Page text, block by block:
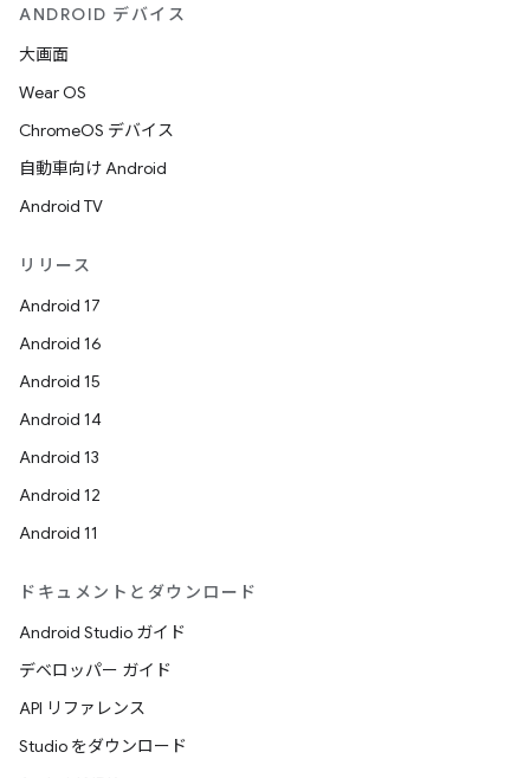
ANDROID デバイス
大画面
Wear OS
ChromeOS デバイス
自動車向け Android
Android TV
リリース
Android 17
Android 16
Android 15
Android 14
Android 13
Android 12
Android 11
ドキュメントとダウンロード
Android Studio ガイド
デベロッパー ガイド
API リファレンス
Studio をダウンロード